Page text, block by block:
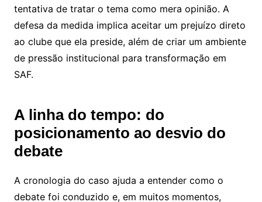
tentativa de tratar o tema como mera opinião. A
defesa da medida implica aceitar um prejuízo direto
ao clube que ela preside, além de criar um ambiente
de pressão institucional para transformação em
SAF.
A linha do tempo: do
posicionamento ao desvio do
debate
A cronologia do caso ajuda a entender como o
debate foi conduzido e, em muitos momentos,